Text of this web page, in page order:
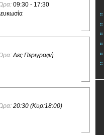
09:30 - 17:30
Δες Περιγραφή
20:30 (Κυρ:18:00)